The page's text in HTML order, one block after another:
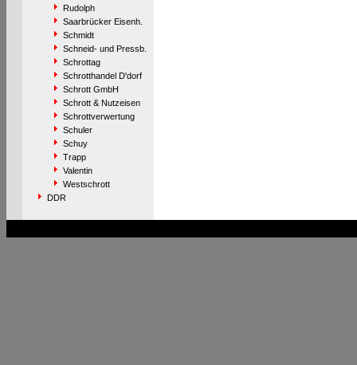
Rudolph
Saarbrücker Eisenh.
Schmidt
Schneid- und Pressb.
Schrottag
Schrotthandel D'dorf
Schrott GmbH
Schrott & Nutzeisen
Schrottverwertung
Schuler
Schuy
Trapp
Valentin
Westschrott
DDR